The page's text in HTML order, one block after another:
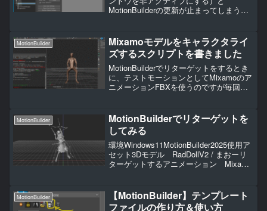
MotionBuilderの更新が止まってしまうの
System > Always R...
MotionBuilder
Mixamoモデルをキャラクタライ
ズするスクリプトを書きました
MotionBuilderでリターゲットをするとき
に、テストモーションとしてMixamoのア
ニメーションFBXを使うのですが毎回手
た。環境MotionBuilder20...
MotionBuilder
MotionBuilderでリターゲットを
してみる
環境Windows11MotionBuilder2025使用ア
セット3Dモデル RadDollV2 / まおーリ
ターゲットするアニメーション Mixamo
MotionBuilder
【MotionBuilder】テンプレート
ファイルの作り方＆使い方